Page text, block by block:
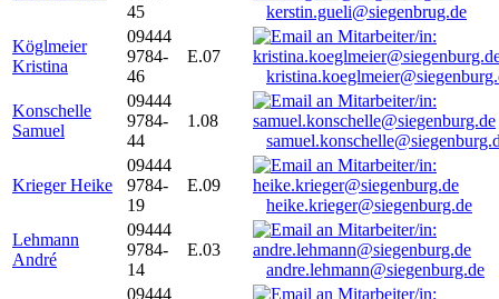
45
kerstin.gueli@siegenbrug.de
Köglmeier
Kristina
09444
9784-
46
E.07
Konschelle
Samuel
09444
9784-
44
1.08
Krieger Heike
09444
9784-
19
E.09
heike.krieger@siegenburg.de
Lehmann
André
09444
9784-
14
E.03
andre.lehmann@siegenburg.de
09444